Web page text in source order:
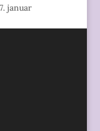
januar